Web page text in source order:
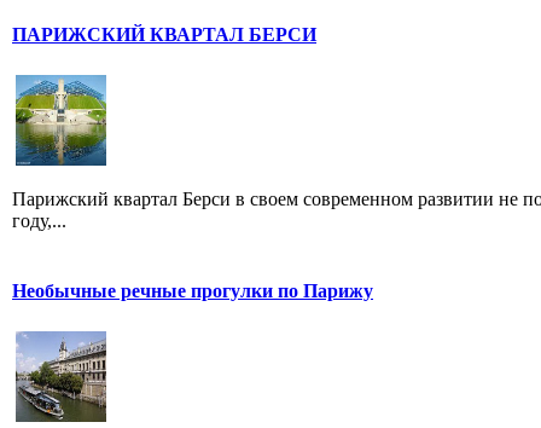
ПАРИЖСКИЙ КВАРТАЛ БЕРСИ
Парижский квартал Берси в своем современном развитии не
году,...
Необычные речные прогулки по Парижу